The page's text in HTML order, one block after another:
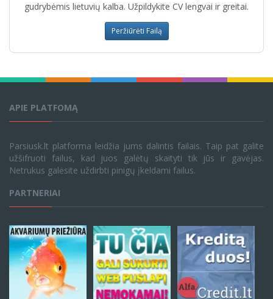
gudrybėmis lietuvių kalba. Užpildykite CV lengvai ir greitai.
Peržiūrėti Failą
APIE PLATFOMĄ
Parsiusk.lt platforma leidžia jums dalintis failais. Taip pat galite
užšifruoti failus, kad juos galėtų skaityti tik jūs ir gavėjas.
Netrukus galėsite uždirbti pinigų įkeldami failus.
PARTNERIAI